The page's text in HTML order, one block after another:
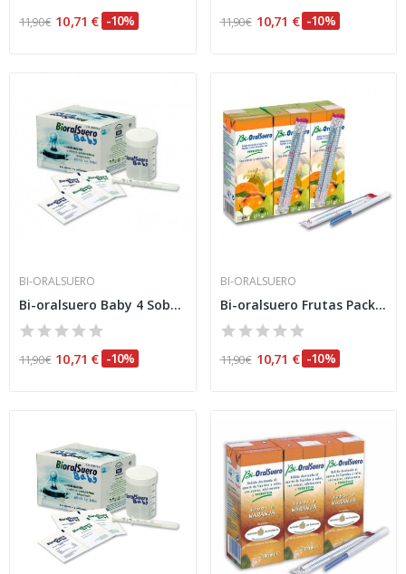
11,90 € 10,71 € -10% 11,90 € 10,71 € -10%
BI-ORALSUERO
Bi-oralsuero Baby 4 Sobres
11,90 € 10,71 € -10%
BI-ORALSUERO
Bi-oralsuero Frutas Pack 3 200ml
11,90 € 10,71 € -10%